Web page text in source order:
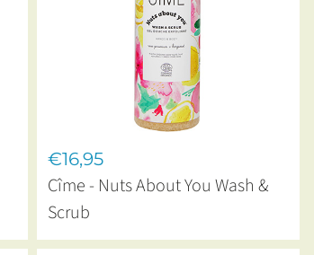
€16,95
Cîme - Nuts About You Wash &
Scrub